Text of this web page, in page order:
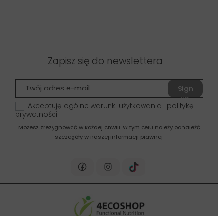
Zapisz się do newslettera
Sign
up
Akceptuję ogólne warunki użytkowania i politykę
prywatności
Możesz zrezygnować w każdej chwili. W tym celu należy odnaleźć
szczegóły w naszej informacji prawnej.